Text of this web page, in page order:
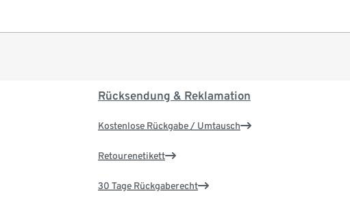
Rücksendung & Reklamation
Kostenlose Rückgabe / Umtausch
Retourenetikett
30 Tage Rückgaberecht